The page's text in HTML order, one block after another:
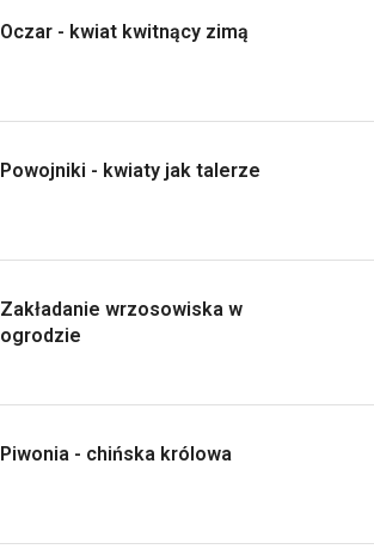
Oczar - kwiat kwitnący zimą
Powojniki - kwiaty jak talerze
Zakładanie wrzosowiska w
ogrodzie
Piwonia - chińska królowa